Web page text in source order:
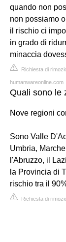
quando non
non possiamo
il rischio ci
in grado di
minaccia
Richiesta di
humanwareonline.com
Quali sono le
Nove regioni
Sono Valle
Umbria,
l'Abruzzo, il
la Provincia di
rischio tra il
Richiesta di